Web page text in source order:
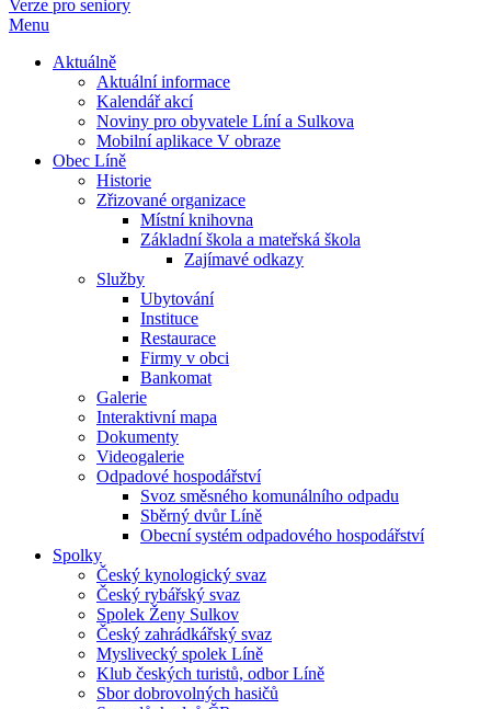
Verze pro seniory
Menu
Aktuálně
Aktuální informace
Kalendář akcí
Noviny pro obyvatele Líní a Sulkova
Mobilní aplikace V obraze
Obec Líně
Historie
Zřizované organizace
Místní knihovna
Základní škola a mateřská škola
Zajímavé odkazy
Služby
Ubytování
Instituce
Restaurace
Firmy v obci
Bankomat
Galerie
Interaktivní mapa
Dokumenty
Videogalerie
Odpadové hospodářství
Svoz směsného komunálního odpadu
Sběrný dvůr Líně
Obecní systém odpadového hospodářství
Spolky
Český kynologický svaz
Český rybářský svaz
Spolek Ženy Sulkov
Český zahrádkářský svaz
Myslivecký spolek Líně
Klub českých turistů, odbor Líně
Sbor dobrovolných hasičů